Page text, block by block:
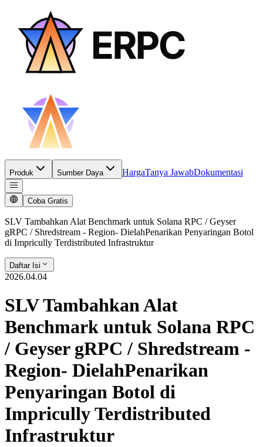
Produk Sumber Daya HargaTanya JawabDokumentasi
Coba Gratis
SLV Tambahkan Alat Benchmark untuk Solana RPC / Geyser
gRPC / Shredstream - Region- DielahPenarikan Penyaringan Botol
di Impricully Terdistributed Infrastruktur
Daftar Isi
2026.04.04
SLV Tambahkan Alat
Benchmark untuk Solana RPC
/ Geyser gRPC / Shredstream -
Region- DielahPenarikan
Penyaringan Botol di
Impricully Terdistributed
Infrastruktur